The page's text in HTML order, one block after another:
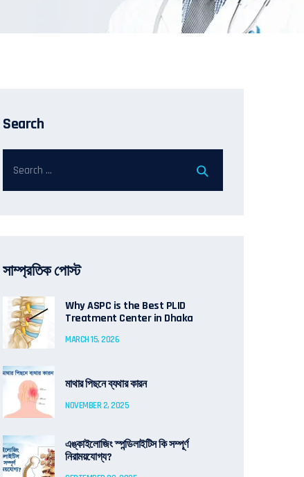
Search
সাম্প্রতিক পোস্ট
Why ASPC is the Best PLID
Treatment Center in Dhaka
MARCH 15, 2026
মাথার পিছনে ব্যথার কারন
NOVEMBER 2, 2025
এঙ্কাইলোজিং স্পন্ডিলাইটিস কি সম্পূর্ণ
নিরাময়যোগ্য?